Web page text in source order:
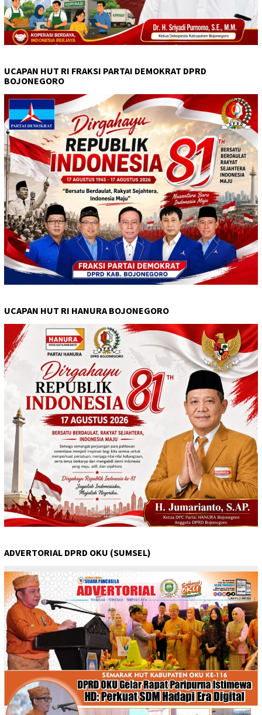
UCAPAN HUT RI FRAKSI PARTAI DEMOKRAT DPRD
BOJONEGORO
UCAPAN HUT RI HANURA BOJONEGORO
ADVERTORIAL DPRD OKU (SUMSEL)